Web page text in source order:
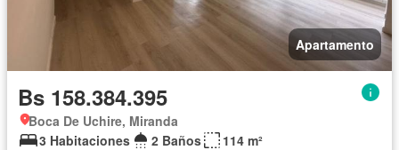
Apartamento
Bs 158.384.395
Boca De Uchire, Miranda
3 Habitaciones
2 Baños
114 m²